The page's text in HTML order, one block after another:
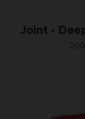
Joint -